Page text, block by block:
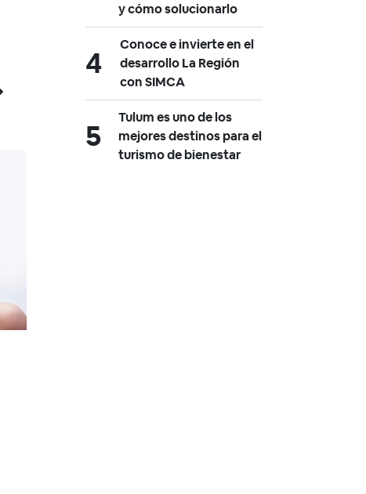
y cómo solucionarlo
Conoce e invierte en el
desarrollo La Región
con SIMCA
Tulum es uno de los
mejores destinos para el
turismo de bienestar